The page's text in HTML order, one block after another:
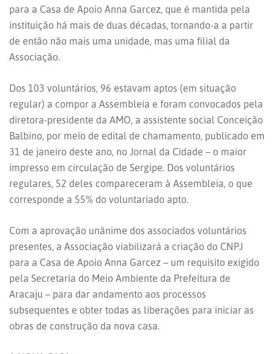
para a Casa de Apoio Anna Garcez, que é mantida pela
instituição há mais de duas décadas, tornando-a a partir
de então não mais uma unidade, mas uma filial da
Associação.
Dos 103 voluntários, 96 estavam aptos (em situação
regular) a compor a Assembleia e foram convocados pela
diretora-presidente da AMO, a assistente social Conceição
Balbino, por meio de edital de chamamento, publicado em
31 de janeiro deste ano, no Jornal da Cidade – o maior
impresso em circulação de Sergipe. Dos voluntários
regulares, 52 deles compareceram à Assembleia, o que
corresponde a 55% do voluntariado apto.
Com a aprovação unânime dos associados voluntários
presentes, a Associação viabilizará a criação do CNPJ
para a Casa de Apoio Anna Garcez – um requisito exigido
pela Secretaria do Meio Ambiente da Prefeitura de
Aracaju – para dar andamento aos processos
subsequentes e obter todas as liberações para iniciar as
obras de construção da nova casa.